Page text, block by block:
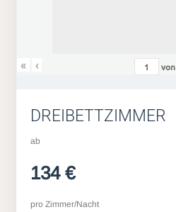
« ‹ von
DREIBETTZIMMER
ab
134 €
pro Zimmer/Nacht